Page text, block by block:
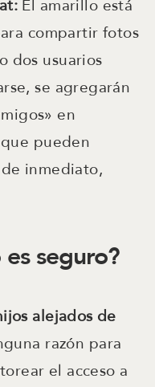
El amarillo está
compartir fotos
dos usuarios
se agregarán
en
pueden
inmediato,
seguro?
alejados de
razón para
el acceso a